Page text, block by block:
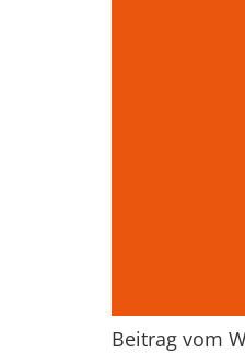
Beitrag vom